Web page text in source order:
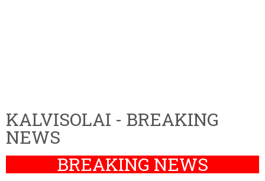
KALVISOLAI - BREAKING
NEWS
BREAKING NEWS